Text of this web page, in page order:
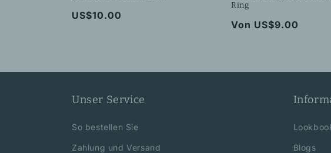
Normaler
US$10.00
Ring
Normaler
Von US$9.00
Unser Service
So bestellen Sie
Zahlung und Versand Blogs